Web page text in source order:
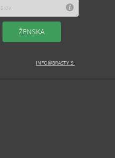
ŽENSKA
INFO@BRASTY.SI